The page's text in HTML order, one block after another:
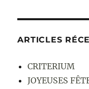
ARTICLES
CRITERIUM
JOYEUSES